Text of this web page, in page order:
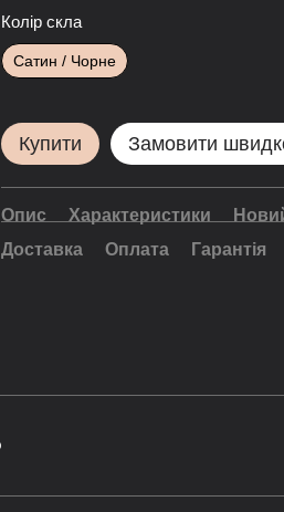
Колір скла
Сатин / Чорне
Купити Замовити
Опис Характеристики
Доставка
Оплата Гарантія